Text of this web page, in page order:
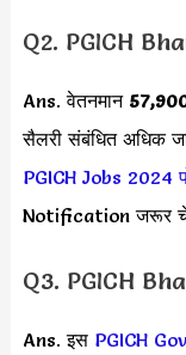
Q2. PGICH
Ans. वेतनमान
सैलरी संबंधित अधिक
PGICH Jobs 2024
Notification जरूर
Q3. PGICH
Ans. इस PGICH